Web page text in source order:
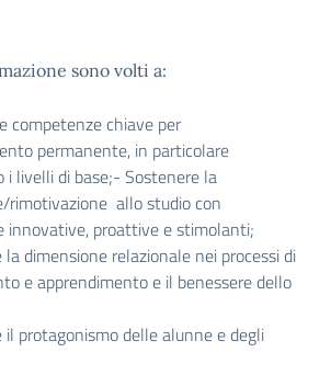
sono volti a:
competenze chiave per
permanente, in particolare
i livelli di base;- Sostenere la
rimotivazione allo studio con
innovative, proattive e stimolanti;
la dimensione relazionale nei processi di
e apprendimento e il benessere dello
il protagonismo delle alunne e degli